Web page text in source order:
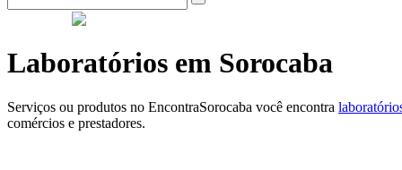
Laboratórios em Sorocaba
Serviços ou produtos no EncontraSorocaba você encontra
comércios e prestadores.